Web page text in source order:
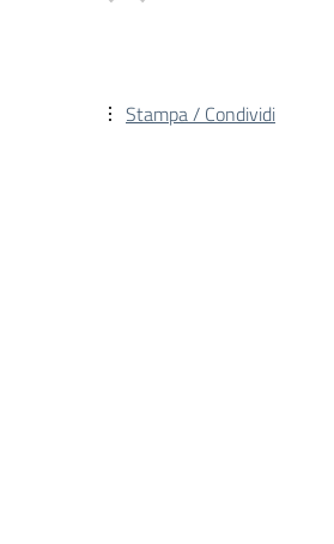
Stampa / Condividi